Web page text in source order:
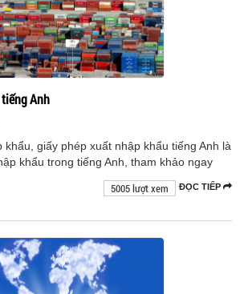
Anh
khẩu, giấy phép xuất nhập khẩu tiếng Anh là
khẩu trong tiếng Anh, tham khảo ngay
ĐỌC TIẾP
5005 lượt xem